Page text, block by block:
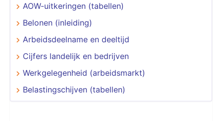
AOW-uitkeringen (tabellen)
Belonen (inleiding)
Arbeidsdeelname en deeltijd
Cijfers landelijk en bedrijven
Werkgelegenheid (arbeidsmarkt)
Belastingschijven (tabellen)